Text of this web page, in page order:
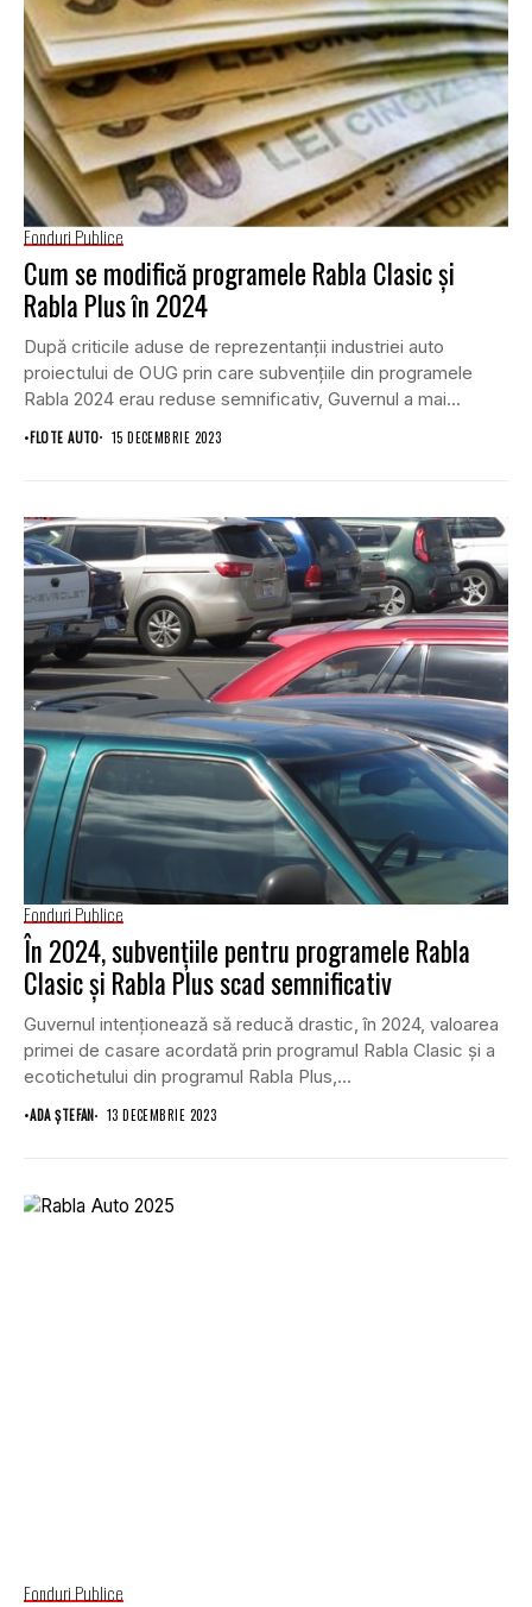
Fonduri Publice
Cum se modifică programele Rabla Clasic și
Rabla Plus în 2024
După criticile aduse de reprezentanții industriei auto
proiectului de OUG prin care subvențiile din programele
Rabla 2024 erau reduse semnificativ, Guvernul a mai...
•FLOTE AUTO 15 DECEMBRIE 2023
Fonduri Publice
În 2024, subvențiile pentru programele Rabla
Clasic și Rabla Plus scad semnificativ
Guvernul intenționează să reducă drastic, în 2024, valoarea
primei de casare acordată prin programul Rabla Clasic și a
ecotichetului din programul Rabla Plus,...
•ADA ȘTEFAN 13 DECEMBRIE 2023
Fonduri Publice